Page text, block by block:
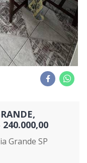
240.000,00
Grande SP